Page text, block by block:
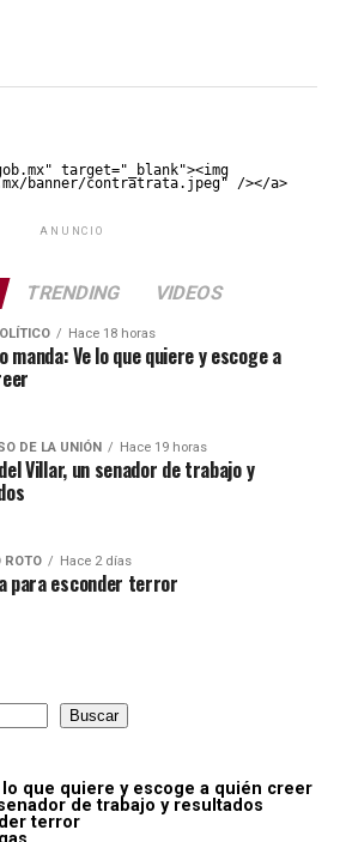
target="_blank"><img
banner/contratrata.jpeg" /></a>
ANUNCIO
TRENDING VIDEOS
Hace 18 horas
manda: Ve lo que quiere y escoge a
DE LA UNIÓN Hace 19 horas
Villar, un senador de trabajo y
ROTO Hace 2 días
para esconder terror
Buscar
lo que quiere y escoge a quién creer
de trabajo y resultados
terror